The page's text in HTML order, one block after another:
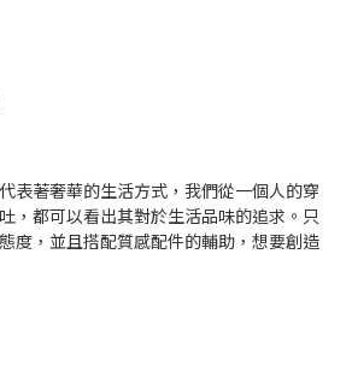
表著奢華的生活方式，我們從一個人的穿
，都可以看出其對於生活品味的追求。只
度，並且搭配質感配件的輔助，想要創造